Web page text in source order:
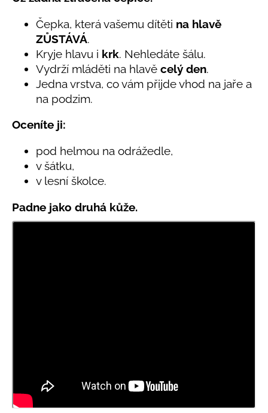
hvězdiček.
Čepka, která vašemu dítěti na hlavě
ZŮSTÁVÁ.
Kryje hlavu i krk. Nehledáte šálu.
Vydrží mláděti na hlavě celý den.
Jedna vrstva, co vám přijde vhod na jaře a
na podzim.
Oceníte ji:
pod helmou na odrážedle,
v šátku,
v lesní školce.
Padne jako druhá kůže.
LETNÍ
KALHOTY
TYRKYSOVÉ